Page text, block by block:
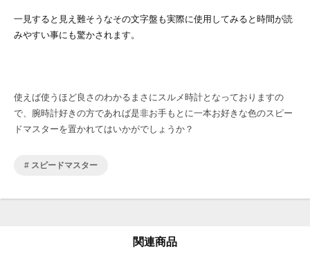
一見すると見え難そうなその文字盤も実際に使用してみると時間が読
みやすい事にも驚かされます。
使えば使うほど良さのわかるまさにスルメ時計となっておりますの
で、腕時計好きの方であれば是非お手もとに一本お好きな色のスピー
ドマスターを置かれてはいかがでしょうか？
スピードマスター
関連商品